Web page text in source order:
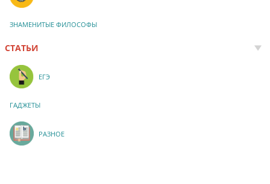
ЗНАМЕНИТЫЕ ФИЛОСОФЫ
СТАТЬИ
ЕГЭ
ГАДЖЕТЫ
РАЗНОЕ